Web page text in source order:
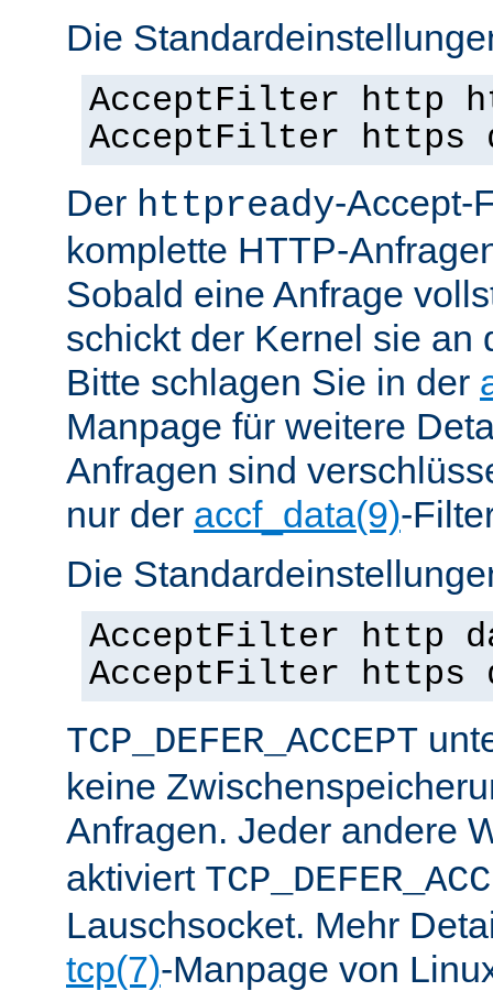
Die
AcceptFilter http
AcceptFilter https
Der httpready-Accept-
komplette HTTP-
Sobald eine Anfrage
schickt der Kernel sie an
Bitte schlagen Sie in der
Manpage für weitere
Anfragen sind
nur der accf_data(9)-
Die
AcceptFilter http
AcceptFilter https
TCP_DEFER_ACCEPT
keine
Anfragen. Jeder andere
aktiviert
Lauschsocket. Mehr
tcp(7)-Manpage von